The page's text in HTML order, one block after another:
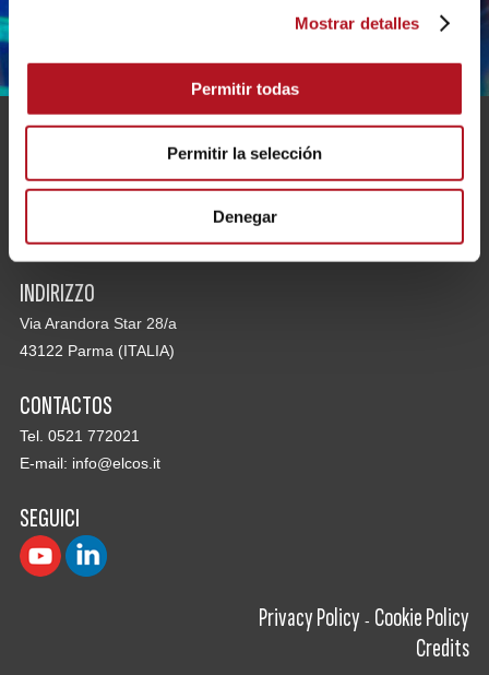
Mostrar detalles
Permitir todas
Permitir la selección
Denegar
CONTÁCTENOS
INDIRIZZO
Via Arandora Star 28/a
43122 Parma (ITALIA)
CONTACTOS
Tel. 0521 772021
E-mail: info@elcos.it
SEGUICI
Privacy Policy - Cookie Policy
Credits